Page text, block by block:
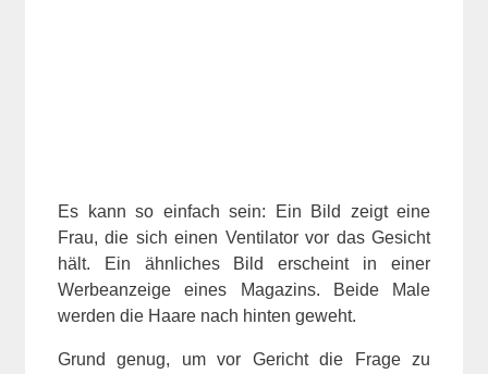
Es kann so einfach sein: Ein Bild zeigt eine
Frau, die sich einen Ventilator vor das Gesicht
hält. Ein ähnliches Bild erscheint in einer
Werbeanzeige eines Magazins. Beide Male
werden die Haare nach hinten geweht.
Grund genug, um vor Gericht die Frage zu